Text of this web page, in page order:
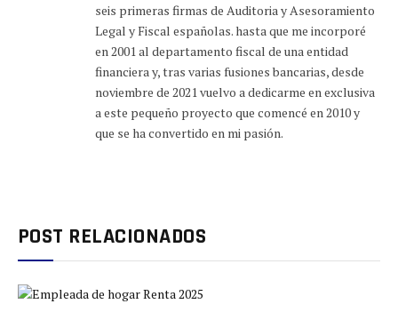
seis primeras firmas de Auditoria y Asesoramiento
Legal y Fiscal españolas. hasta que me incorporé
en 2001 al departamento fiscal de una entidad
financiera y, tras varias fusiones bancarias, desde
noviembre de 2021 vuelvo a dedicarme en exclusiva
a este pequeño proyecto que comencé en 2010 y
que se ha convertido en mi pasión.
POST RELACIONADOS